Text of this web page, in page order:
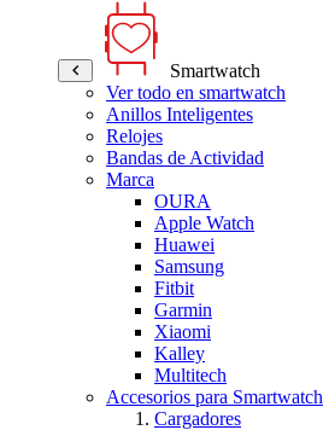
Smartwatch
Ver todo en smartwatch
Anillos Inteligentes
Relojes
Bandas de Actividad
Marca
OURA
Apple Watch
Huawei
Samsung
Fitbit
Garmin
Xiaomi
Kalley
Multitech
Accesorios para Smartwatch
Cargadores